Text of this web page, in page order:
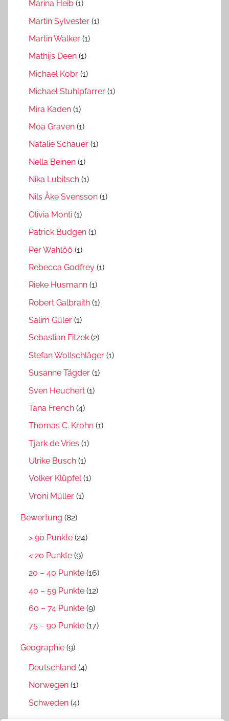
Marina Heib (1)
Martin Sylvester (1)
Martin Walker (1)
Mathijs Deen (1)
Michael Kobr (1)
Michael Stuhlpfarrer (1)
Mira Kaden (1)
Moa Graven (1)
Natalie Schauer (1)
Nella Beinen (1)
Nika Lubitsch (1)
Nils Åke Svensson (1)
Olivia Monti (1)
Patrick Budgen (1)
Per Wahlöö (1)
Rebecca Godfrey (1)
Rieke Husmann (1)
Robert Galbraith (1)
Salim Güler (1)
Sebastian Fitzek (2)
Stefan Wollschläger (1)
Susanne Tägder (1)
Sven Heuchert (1)
Tana French (4)
Thomas C. Krohn (1)
Tjark de Vries (1)
Ulrike Busch (1)
Volker Klüpfel(1)
Vroni Müller (1)
Bewertung (82)
> 90 Punkte (24)
< 20 Punkte (9)
20 – 40 Punkte (16)
40 – 59 Punkte (12)
60 – 74 Punkte (9)
75 – 90 Punkte (17)
Geographie (9)
Deutschland (4)
Norwegen (1)
Schweden (4)